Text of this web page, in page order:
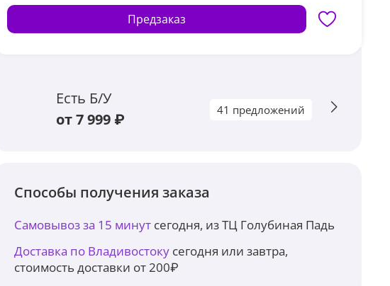
Предзаказ
Есть Б/У
от 7 999 ₽
41 предложений
Способы получения заказа
Самовывоз за 15 минут сегодня, из ТЦ Голубиная Падь
Доставка по Владивостоку сегодня или завтра,
стоимость доставки от 200₽